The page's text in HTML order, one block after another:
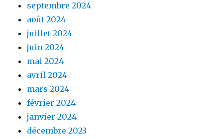
septembre 2024
août 2024
juillet 2024
juin 2024
mai 2024
avril 2024
mars 2024
février 2024
janvier 2024
décembre 2023